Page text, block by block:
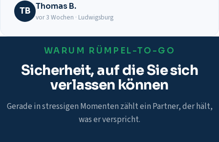
TB Thomas B.
vor 3 Wochen · Ludwigsburg
WARUM RÜMPEL-TO-GO
Sicherheit, auf die Sie sich
verlassen können
Gerade in stressigen Momenten zählt ein Partner, der hält,
was er verspricht.